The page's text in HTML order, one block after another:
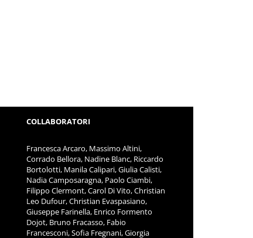
COLLABORATORI
Francesca Arcaro, Massimo Altini,
Corrado Bellora, Nadine Blanc, Riccardo
Bortolotti, Manila Calipari, Giulia Calisti,
Nadia Camposaragna, Paolo Ciambi,
Filippo Clermont, Carol Di Vito, Christian
Leo Dufour, Christian Evaspasiano,
Giuseppe Farinella, Enrico Formento
Dojot, Bruno Fracasso, Fabio
Francesconi, Sofia Fregnani, Giorgia